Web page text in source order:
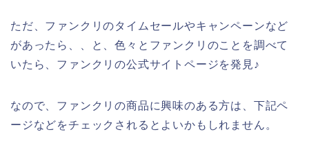
ただ、ファンクリのタイムセールやキャンペーンなど
があったら、、と、色々とファンクリのことを調べて
いたら、ファンクリの公式サイトページを発見♪
なので、ファンクリの商品に興味のある方は、下記ペ
ージなどをチェックされるとよいかもしれません。